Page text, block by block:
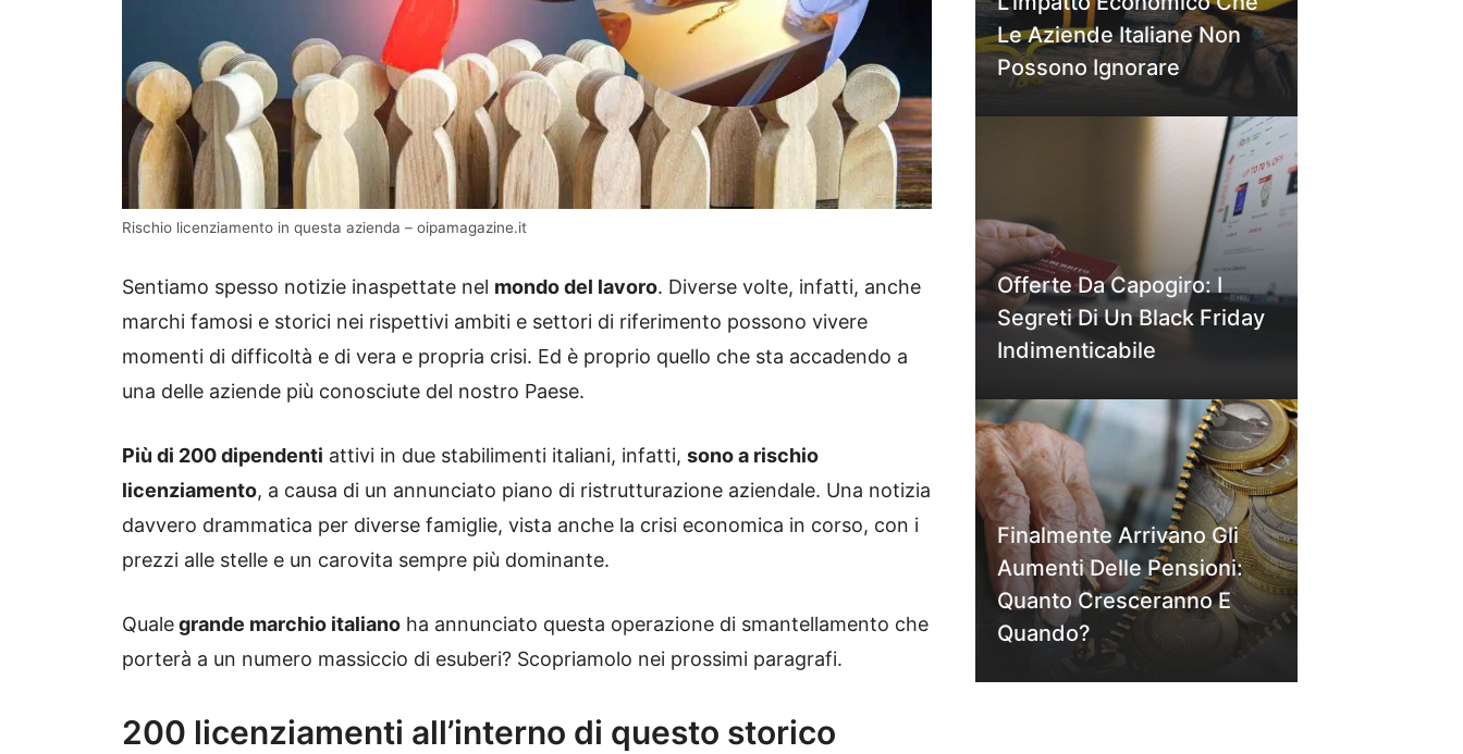
Rischio licenziamento in questa azienda – oipamagazine.it
Sentiamo spesso notizie inaspettate nel mondo del lavoro. Diverse volte, infatti, anche
marchi famosi e storici nei rispettivi ambiti e settori di riferimento possono vivere
momenti di difficoltà e di vera e propria crisi. Ed è proprio quello che sta accadendo a
una delle aziende più conosciute del nostro Paese.
Più di 200 dipendenti attivi in due stabilimenti italiani, infatti, sono a rischio
licenziamento, a causa di un annunciato piano di ristrutturazione aziendale. Una notizia
davvero drammatica per diverse famiglie, vista anche la crisi economica in corso, con i
prezzi alle stelle e un carovita sempre più dominante.
Qualegrande marchio italiano ha annunciato questa operazione di smantellamento che
porterà a un numero massiccio di esuberi? Scopriamolo nei prossimi paragrafi.
200 licenziamenti all’interno di questo storico
Le Aziende Italiane Non
Possono Ignorare
Offerte Da Capogiro: I
Segreti Di Un Black Friday
Indimenticabile
Finalmente Arrivano Gli
Aumenti Delle Pensioni:
Quanto Cresceranno E
Quando?